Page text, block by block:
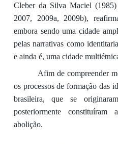
Cleber da Silva Maciel
2007, 2009a, 2009b),
embora sendo uma cidade
pelas narrativas como
e ainda é, uma cidade
Afim de compreender
os processos de formação das
brasileira, que se
posteriormente
abolição.